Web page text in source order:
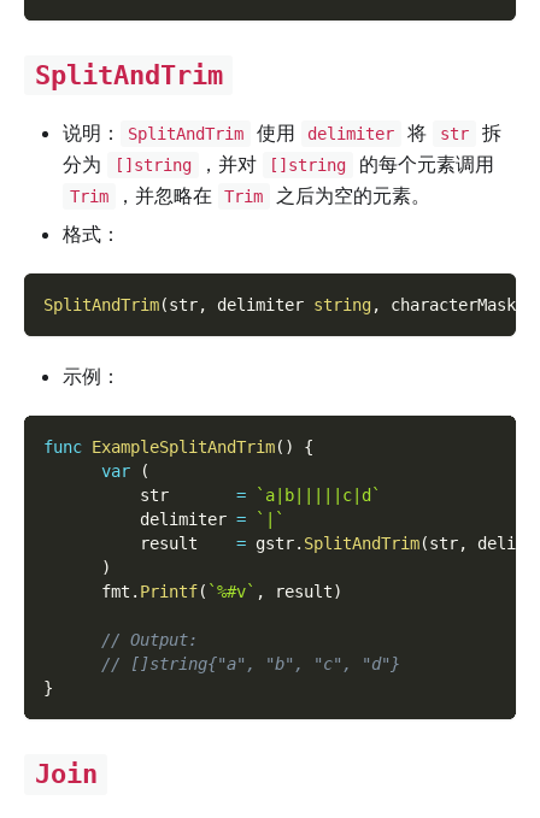
SplitAndTrim
说明： SplitAndTrim 使用 delimiter 将 str
拆
分为
[]string ，并对 []string 的每个元素调用
Trim ，并忽略在 Trim
之后为空的元素。
格式：
SplitAndTrim(str, delimiter string, characterMask
示例：
func ExampleSplitAndTrim( )
{
var
(
          str
=
`a|b|||||c|d`
          delimiter
=
`|`
          result
= gstr. SplitAndTrim(str,
)
      fmt
. Printf( `%#v` , result)
// Output:
// []string{"a", "b", "c", "d"}
}
Join